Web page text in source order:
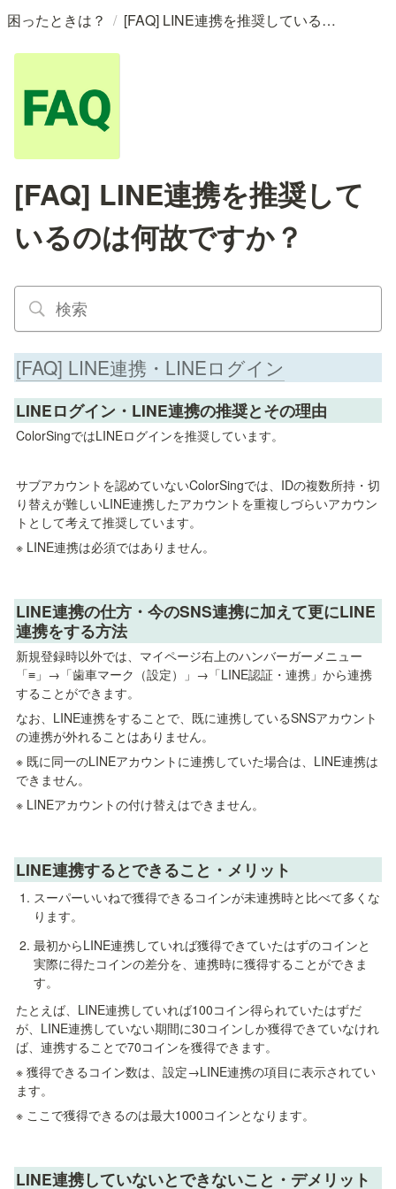
困ったときは？ / [FAQ] LINE連携を推奨しているのは何故ですか？
[FAQ] LINE連携を推奨して
いるのは何故ですか？
[FAQ] LINE連携・LINEログイン
LINEログイン・LINE連携の推奨とその理由
ColorSingではLINEログインを推奨しています。
サブアカウントを認めていないColorSingでは、IDの複数所持・切
り替えが難しいLINE連携したアカウントを重複しづらいアカウン
トとして考えて推奨しています。
※ LINE連携は必須ではありません。
LINE連携の仕方・今のSNS連携に加えて更にLINE
連携をする方法
新規登録時以外では、マイページ右上のハンバーガーメニュー
「≡」→「歯車マーク（設定）」→「LINE認証・連携」から連携
することができます。
なお、LINE連携をすることで、既に連携しているSNSアカウント
の連携が外れることはありません。
※ 既に同一のLINEアカウントに連携していた場合は、LINE連携は
できません。
※ LINEアカウントの付け替えはできません。
LINE連携するとできること・メリット
スーパーいいねで獲得できるコインが未連携時と比べて多くな
ります。
最初からLINE連携していれば獲得できていたはずのコインと
実際に得たコインの差分を、連携時に獲得することができま
す。
たとえば、LINE連携していれば100コイン得られていたはずだ
が、LINE連携していない期間に30コインしか獲得できていなけれ
ば、連携することで70コインを獲得できます。
※ 獲得できるコイン数は、設定→LINE連携の項目に表示されてい
ます。
※ ここで獲得できるのは最大1000コインとなります。
LINE連携していないとできないこと・デメリット